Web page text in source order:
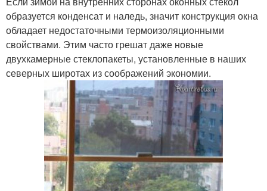
образуется конденсат и наледь, значит конструкция окна
обладает недостаточными термоизоляционными
свойствами. Этим часто грешат даже новые
двухкамерные стеклопакеты, установленные в наших
северных широтах из соображений экономии.